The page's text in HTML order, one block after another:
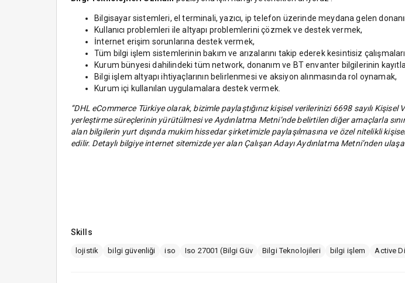
Bilgisayar sistemleri, el terminali, yazıcı, ip telefon üzerinde meydana gelen
Kullanıcı problemleri ile altyapı problemlerini çözmek ve destek vermek,
İnternet erişim sorunlarına destek vermek,
Tüm bilgi işlem sistemlerinin bakım ve arızalarını takip ederek kesintisiz
Kurum bünyesi dahilindeki tüm network, donanım ve BT envanter bilgilerinin
Bilgi işlem altyapı ihtiyaçlarının belirlenmesi ve aksiyon alınmasında rol oynamak,
Kurum içi kullanılan uygulamalara destek vermek.
‘‘DHL eCommerce Türkiye olarak, bizimle paylaştığınız kişisel verilerinizi 6698 sayılı
yerleştirme süreçlerinin yürütülmesi ve Aydınlatma Metni’nde belirtilen diğer amaçlarla
alan bilgilerin yurt dışında mukim hissedar şirketimizle paylaşılmasına ve özel nitelikli
edilir. Detaylı bilgiye internet sitemizde yer alan Çalışan Adayı Aydınlatma Metni’nden
Skills
lojistik bilgi güvenliği iso Iso 27001 (Bilgi Güv Bilgi Teknolojileri bilgi işlem Active